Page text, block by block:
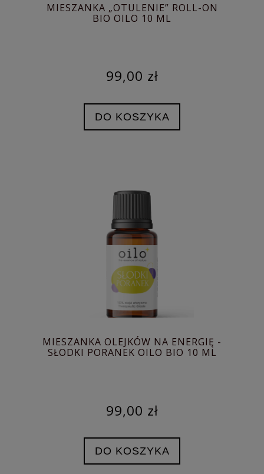
MIESZANKA „OTULENIE” ROLL-ON
BIO OILO 10 ML
99,00 zł
DO KOSZYKA
MIESZANKA OLEJKÓW NA ENERGIĘ -
SŁODKI PORANEK OILO BIO 10 ML
99,00 zł
DO KOSZYKA